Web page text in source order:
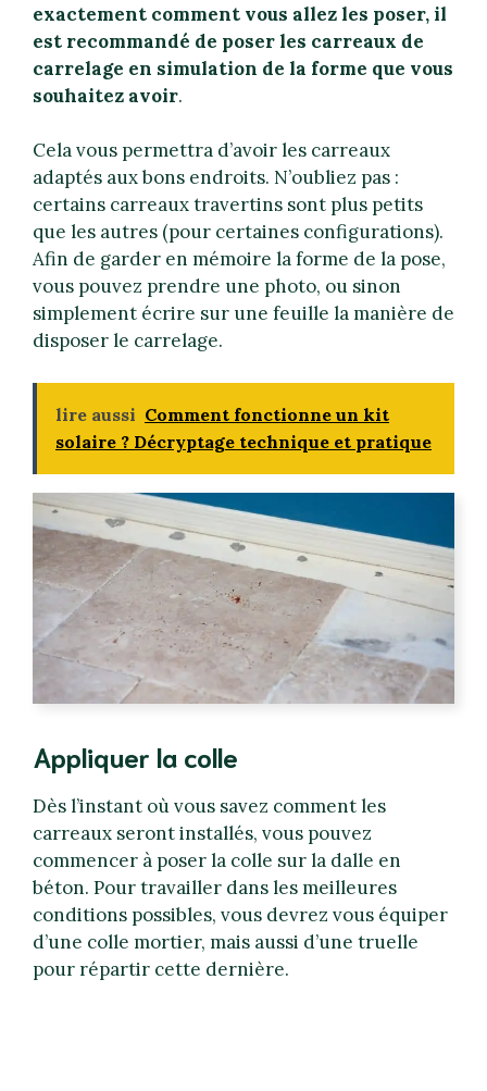
exactement comment vous allez les poser, il
est recommandé de poser les carreaux de
carrelage en simulation de la forme que vous
souhaitez avoir.
Cela vous permettra d’avoir les carreaux
adaptés aux bons endroits. N’oubliez pas :
certains carreaux travertins sont plus petits
que les autres (pour certaines configurations).
Afin de garder en mémoire la forme de la pose,
vous pouvez prendre une photo, ou sinon
simplement écrire sur une feuille la manière de
disposer le carrelage.
lire aussi Comment fonctionne un kit
solaire ? Décryptage technique et pratique
Appliquer la colle
Dès l’instant où vous savez comment les
carreaux seront installés, vous pouvez
commencer à poser la colle sur la dalle en
béton. Pour travailler dans les meilleures
conditions possibles, vous devrez vous équiper
d’une colle mortier, mais aussi d’une truelle
pour répartir cette dernière.